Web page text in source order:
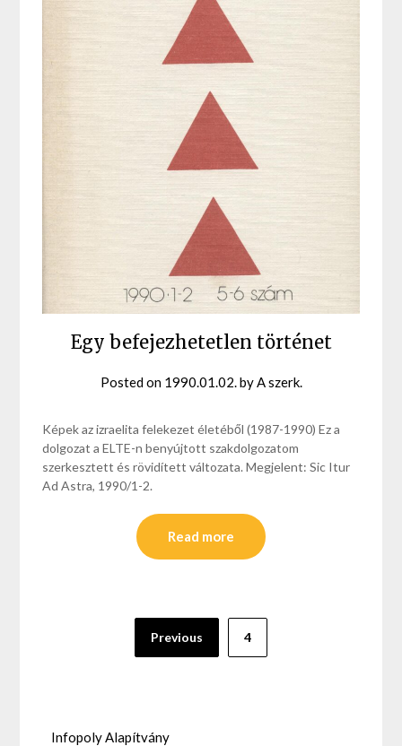
Egy befejezhetetlen történet
Posted on 1990.01.02.byA szerk.
Képek az izraelita felekezet életéből (1987-1990) Ez a
dolgozat a ELTE-n benyújtott szakdolgozatom
szerkesztett és rövidített változata. Megjelent: Sic Itur
Ad Astra, 1990/1-2.
Read more
Bejegyzések
Previous 4
Infopoly Alapítvány